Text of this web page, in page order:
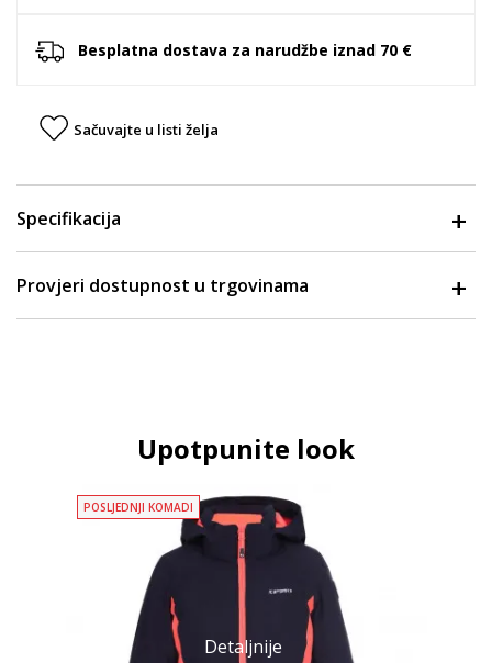
Besplatna dostava za narudžbe iznad 70 €
Sačuvajte u listi želja
Specifikacija
Provjeri dostupnost u trgovinama
Upotpunite look
Detaljnije
POSLJEDNJI KOMADI